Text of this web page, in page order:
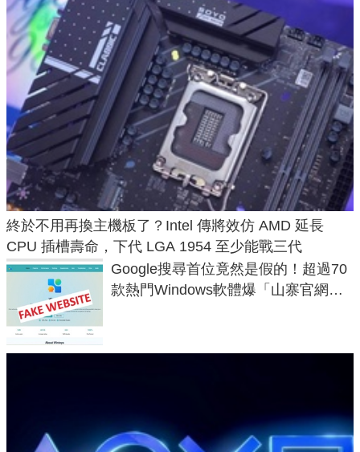
終於不用再換主機板了？Intel 傳將效仿 AMD 延長
CPU 插槽壽命，下代 LGA 1954 至少能戰三代
Google搜尋首位竟然是假的！超過70
款熱門Windows軟體爆「山寨官網」